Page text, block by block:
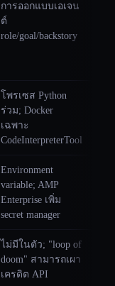
การออกแบบเอเจน
ต์
role/goal/backstory
โพรเซส Python
ร่วม; Docker
เฉพาะ
CodeInterpreterTool
Environment
variable; AMP
Enterprise เพิ่ม
secret manager
ไม่มีในตัว; "loop of
doom" สามารถเผา
เครดิต API